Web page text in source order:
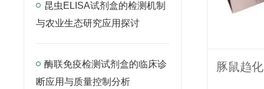
昆虫ELISA试剂盒的检测机制
与农业生态研究应用探讨
酶联免疫检测试剂盒的临床诊
断应用与质量控制分析